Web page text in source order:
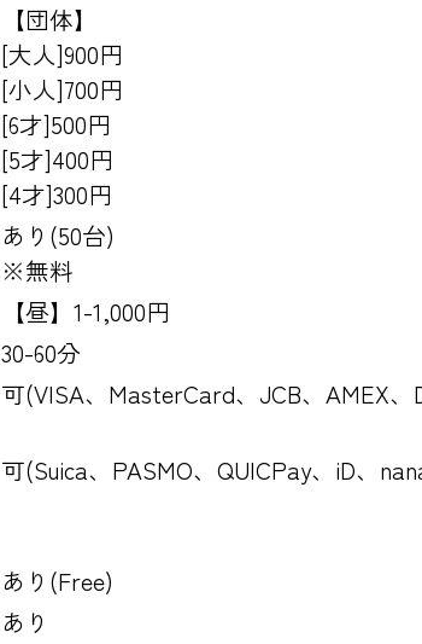
【団体】
[大人]900円
[小人]700円
[6才]500円
[5才]400円
[4才]300円
あり(50台)
※無料
【昼】1-1,000円
30-60分
可(VISA、MasterCard、JCB、AMEX、
可(Suica、PASMO、QUICPay、iD、
あり(Free)
あり